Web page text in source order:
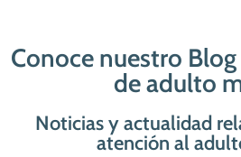
Conoce nuestro
de adulto
Noticias y actualidad
atención al